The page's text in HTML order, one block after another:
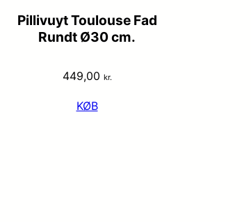
Pillivuyt Toulouse Fad
Rundt Ø30 cm.
449,00 kr.
KØB